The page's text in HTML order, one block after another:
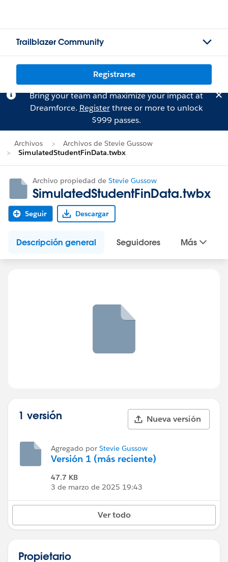
Trailblazer Community
Registrarse
Bring your team and maximize your impact at
Dreamforce. Registerthree or more to unlock
$999 passes.
Archivos
Archivos de Stevie Gussow
SimulatedStudentFinData.twbx
Archivo propiedad de Stevie Gussow
SimulatedStudentFinData.twbx
Seguir Descargar
Descripción general Seguidores Más
1 versión Nueva versión
Agregado por Stevie Gussow
Versión 1 (más reciente)
47.7 KB
3 de marzo de 2025 19:43
Ver todo
Propietario